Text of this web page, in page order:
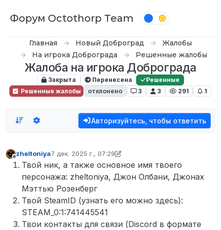
Форум Octothorp Team
Главная Новый Доброград
Жалобы
На игрока Доброграда
Решенные жалобы
Жалоба на игрока Доброграда
Закрыта Перенесена
Решенные
Решенные жалобы
отклонено 3 3 291 1
Авторизуйтесь, чтобы ответить
Не в сети
zheltoniya7 дек. 2025 г., 07:29
отредактировано zheltoniya
Твой ник, а также основное имя твоего
персонажа: zheltoniya, Джон Олбани, Джонах
Мэттью Розенберг
Твой SteamID (узнать его можно здесь):
STEAM_0:1:741445541
Твои контакты для связи (Discord в формате